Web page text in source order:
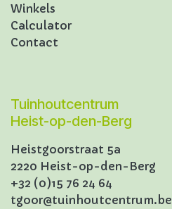
Winkels
Calculator
Contact
Tuinhoutcentrum
Heist-op-den-Berg
Heistgoorstraat 5a
2220 Heist-op-den-Berg
+32 (0)15 76 24 64
tgoor@tuinhoutcentrum.be